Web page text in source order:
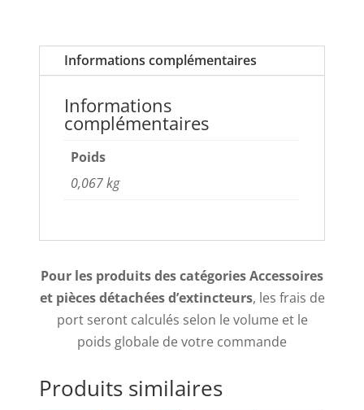
Informations complémentaires
Informations
complémentaires
Poids
0,067 kg
Pour les produits des catégories Accessoires
et pièces détachées d’extincteurs, les frais de
port seront calculés selon le volume et le
poids globale de votre commande
Produits similaires